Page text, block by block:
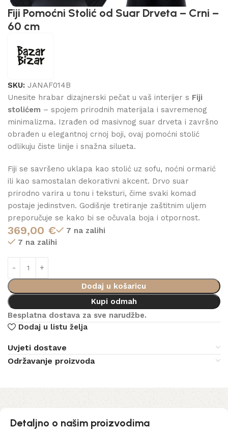
Fiji Pomoćni Stolić od Suar Drveta – Crni –
60 cm
SKU: JANAF014B
Unesite hrabar dizajnerski pečat u vaš interijer s Fiji
stolićem – spojem prirodnih materijala i savremenog
minimalizma. Izrađen od masivnog suar drveta i završno
obrađen u elegantnoj crnoj boji, ovaj pomoćni stolić
odlikuju čiste linije i snažna silueta.
Fiji se savršeno uklapa kao stolić uz sofu, noćni ormarić
ili kao samostalan dekorativni akcent. Drvo suar
prirodno varira u tonu i teksturi, čime svaki komad
postaje jedinstven. Godišnje tretiranje zaštitnim uljem
preporučuje se kako bi se očuvala boja i otpornost.
369,00 €
7 na zalihi
7 na zalihi
Dodaj u košaricu
Kupi odmah
Besplatna dostava za sve narudžbe.
Dodaj u listu želja
Uvjeti dostave
Održavanje proizvoda
Detaljno o našim proizvodima